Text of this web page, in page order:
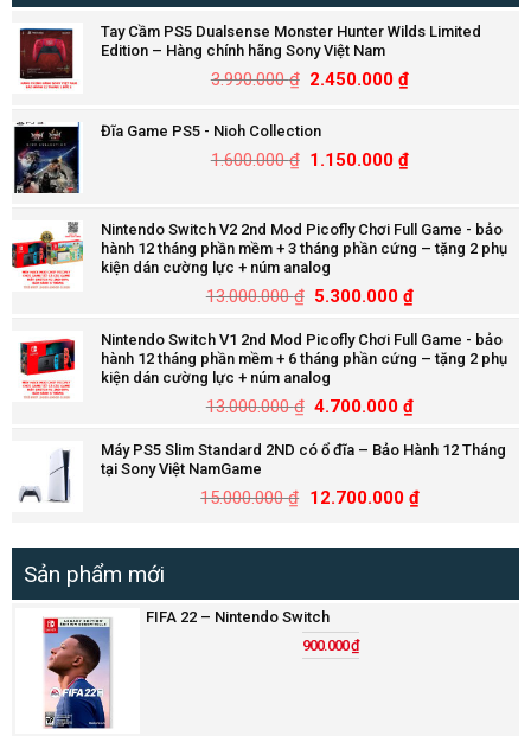
Tay Cầm PS5 Dualsense Monster Hunter Wilds Limited
Edition – Hàng chính hãng Sony Việt Nam
3.990.000₫ 2.450.000₫
Đĩa Game PS5 - Nioh Collection
1.600.000₫ 1.150.000₫
Nintendo Switch V2 2nd Mod Picofly Chơi Full Game - bảo
hành 12 tháng phần mềm + 3 tháng phần cứng – tặng 2 phụ
kiện dán cường lực + núm analog
13.000.000₫ 5.300.000₫
Nintendo Switch V1 2nd Mod Picofly Chơi Full Game - bảo
hành 12 tháng phần mềm + 6 tháng phần cứng – tặng 2 phụ
kiện dán cường lực + núm analog
13.000.000₫ 4.700.000₫
Máy PS5 Slim Standard 2ND có ổ đĩa – Bảo Hành 12 Tháng
tại Sony Việt NamGame
15.000.000₫ 12.700.000 ₫
Sản phẩm mới
FIFA 22 – Nintendo Switch
900.000₫